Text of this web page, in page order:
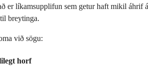
líkamsupplifun sem getur haft mikil áhrif
breytinga.
við sögu:
horf